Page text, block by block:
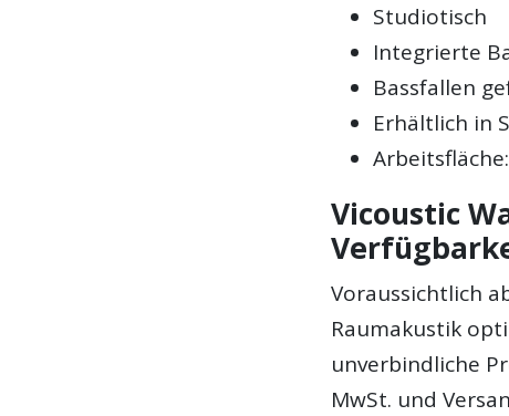
Studiotisch
Integrierte
Bassfallen
Erhältlich in
Vicoustic
Voraussichtlich
Raumakustik
unverbindliche
MwSt. und